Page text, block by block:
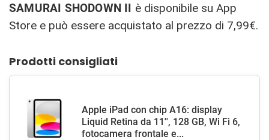
SAMURAI SHODOWN II è disponibile su App
Store e può essere acquistato al prezzo di 7,99€.
Prodotti consigliati
Apple iPad con chip A16: display
Liquid Retina da 11'', 128 GB, Wi Fi 6,
fotocamera frontale e...